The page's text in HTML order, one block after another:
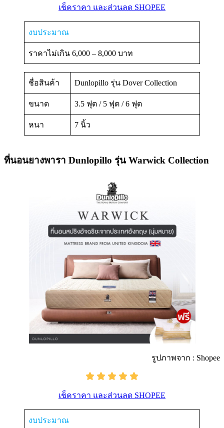
เช็คราคา และส่วนลด SHOPEE
งบประมาณ
ราคาไม่เกิน 6,000 – 8,000 บาท
ชื่อสินค้า Dunlopillo รุ่น Dover Collection
ขนาด 3.5 ฟุต / 5 ฟุต / 6 ฟุต
หนา 7 นิ้ว
ที่นอนยางพารา Dunlopillo รุ่น Warwick Collection
รูปภาพจาก : Shopee
เช็คราคา และส่วนลด SHOPEE
งบประมาณ